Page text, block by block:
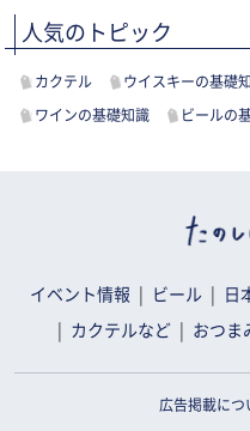
人気のトピック
カクテル ウイスキーの基礎
ワインの基礎知識 ビールの
イベント情報 ビール 日
カクテルなど おつま
広告掲載につ